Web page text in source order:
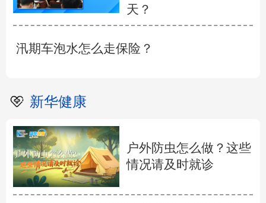
天？
汛期车泡水怎么走保险？
新华健康
户外防虫怎么做？这些
情况请及时就诊